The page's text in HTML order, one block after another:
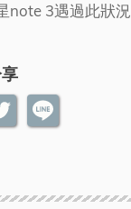
note 3遇過此狀況